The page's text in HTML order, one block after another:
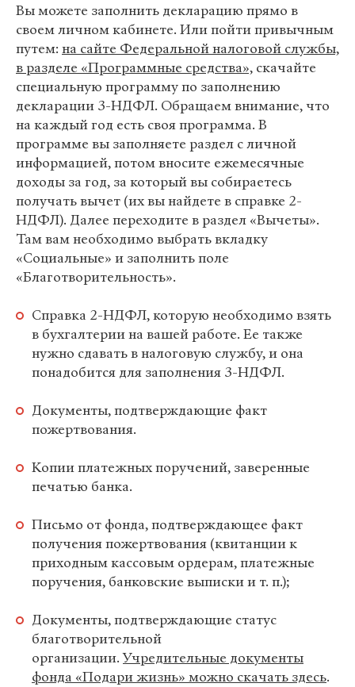
Вы можете заполнить декларацию прямо в
своем личном кабинете. Или пойти привычным
путем: на сайте Федеральной налоговой службы,
в разделе «Программные средства», скачайте
специальную программу по заполнению
декларации 3-НДФЛ. Обращаем внимание, что
на каждый год есть своя программа. В
программе вы заполняете раздел с личной
информацией, потом вносите ежемесячные
доходы за год, за который вы собираетесь
получать вычет (их вы найдете в справке 2-
НДФЛ). Далее переходите в раздел «Вычеты».
Там вам необходимо выбрать вкладку
«Социальные» и заполнить поле
«Благотворительность».
Справка 2-НДФЛ, которую необходимо взять
в бухгалтерии на вашей работе. Ее также
нужно сдавать в налоговую службу, и она
понадобится для заполнения 3-НДФЛ.
Документы, подтверждающие факт
пожертвования.
Копии платежных поручений, заверенные
печатью банка.
Письмо от фонда, подтверждающее факт
получения пожертвования (квитанции к
приходным кассовым ордерам, платежные
поручения, банковские выписки и т. п.);
Документы, подтверждающие статус
благотворительной
организации.Учредительные документы
фонда «Подари жизнь» можно скачать здесь.